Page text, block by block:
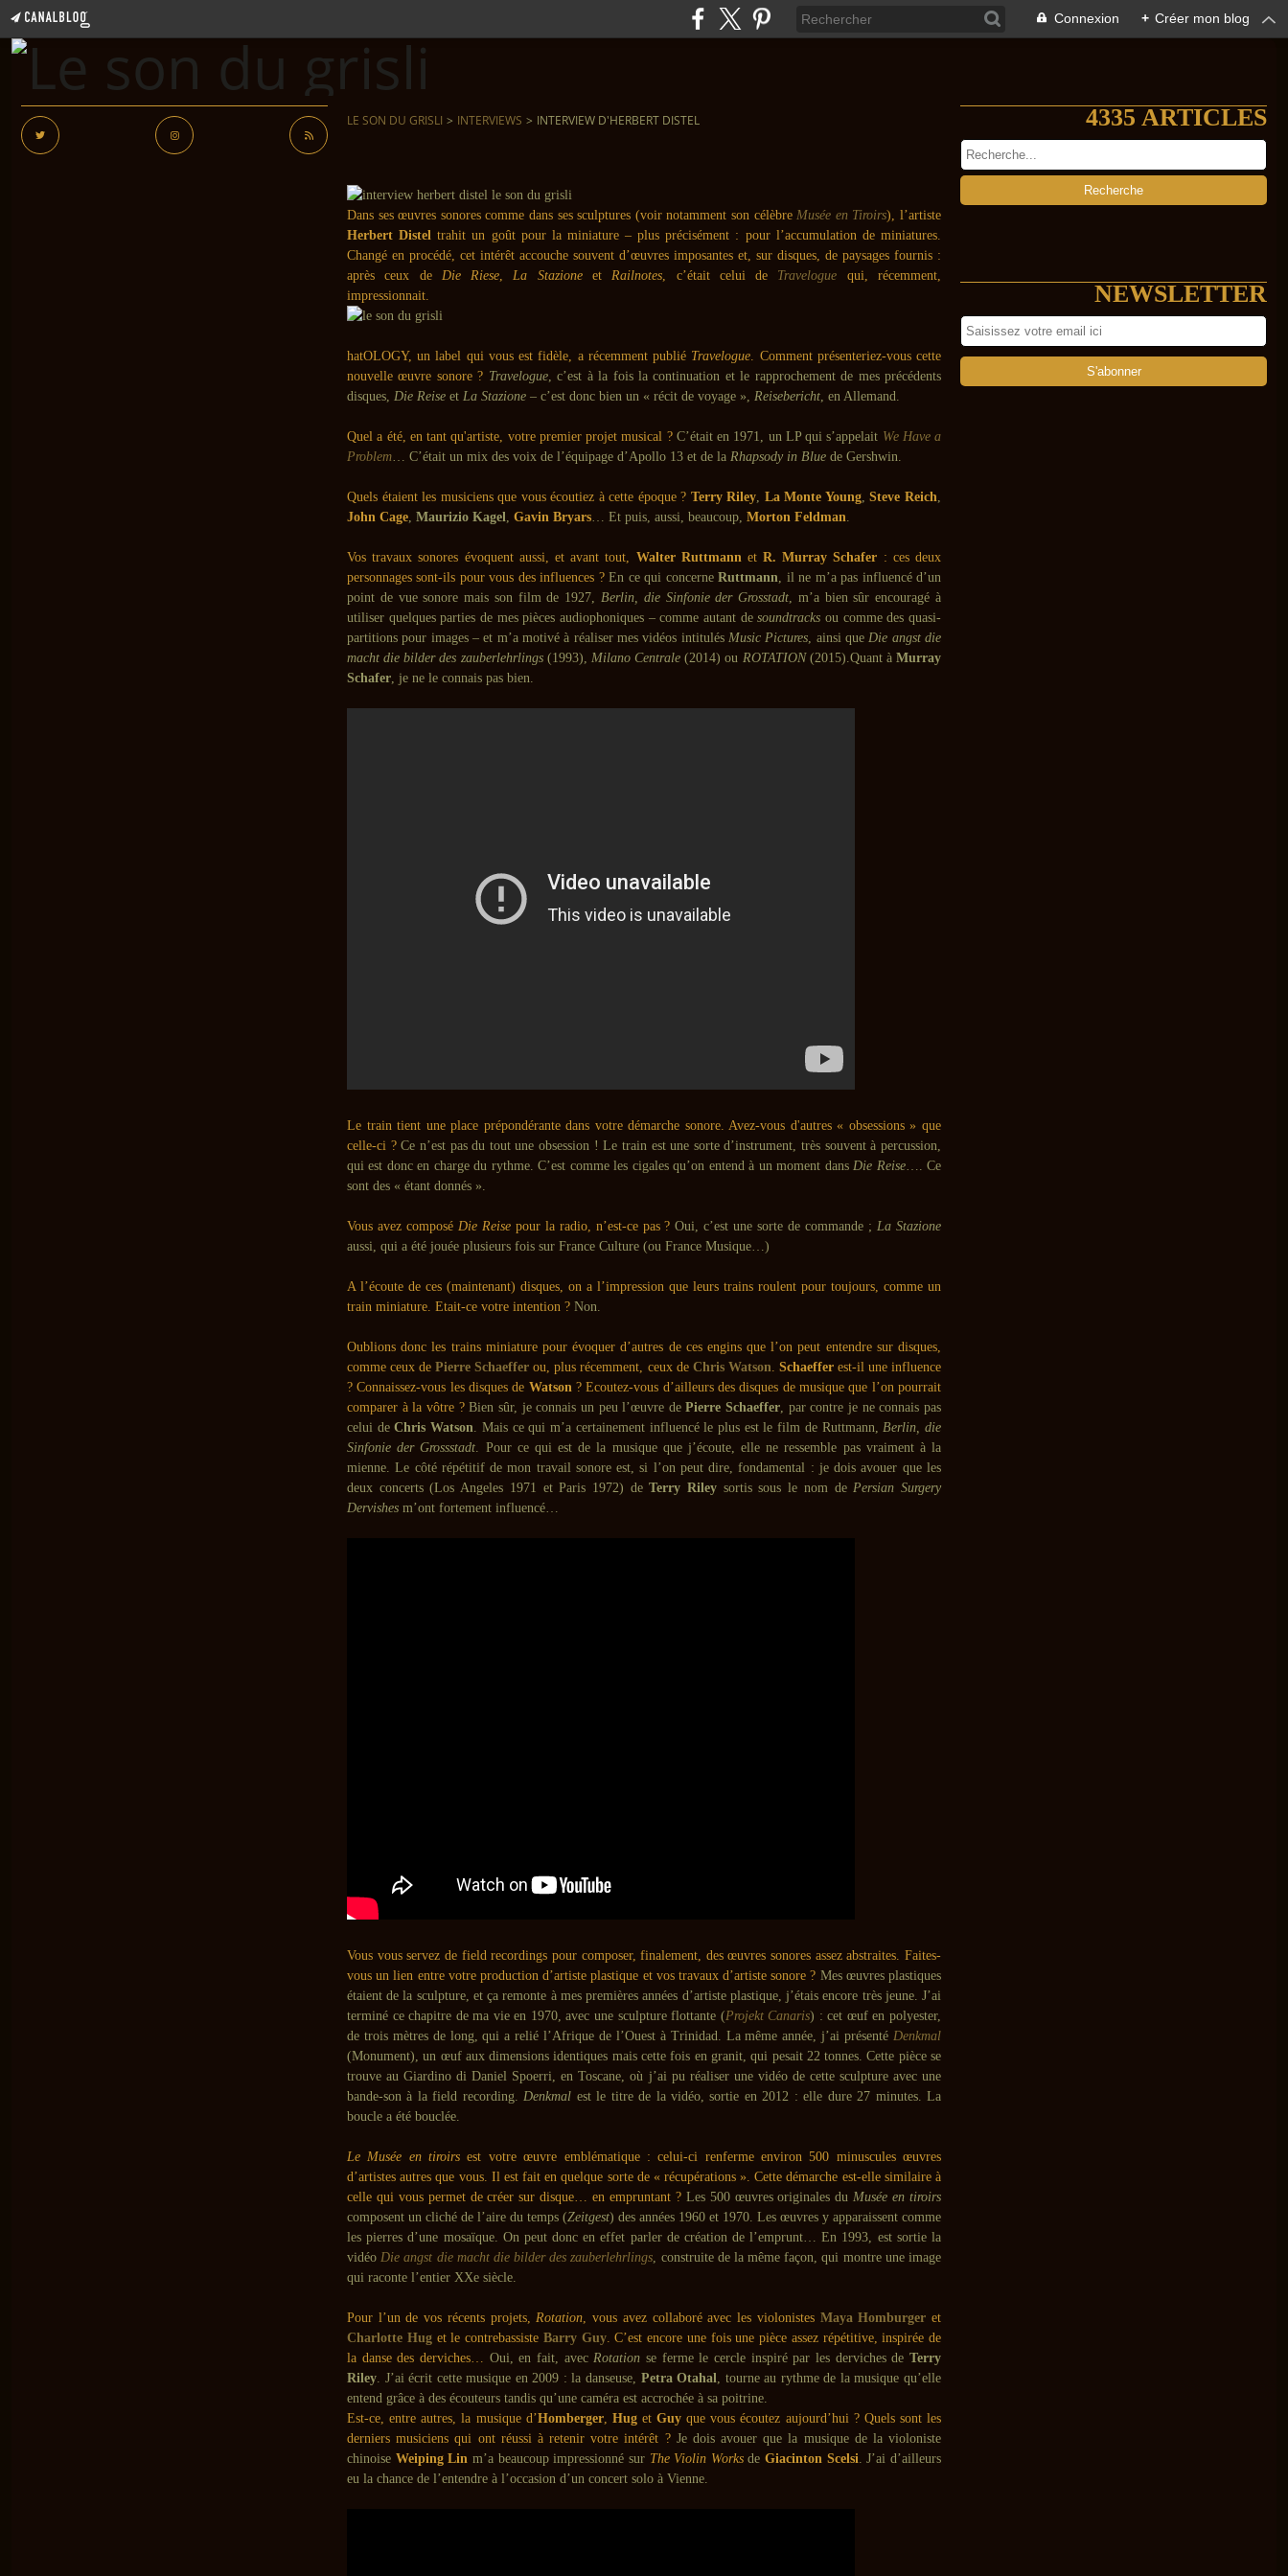
Connexion + Créer mon blog
LE SON DU GRISLI > INTERVIEWS > INTERVIEW D'HERBERT DISTEL
Dans ses œuvres sonores comme dans ses sculptures (voir notamment son célèbreMusée en Tiroirs), l’artiste
Herbert Distel trahit un goût pour la miniature – plus précisément : pour l’accumulation de miniatures.
Changé en procédé, cet intérêt accouche souvent d’œuvres imposantes et, sur disques, de paysages fournis :
après ceux de Die Riese,La StazioneetRailnotes, c’était celui de Travelogue
qui, récemment,
impressionnait.
hatOLOGY, un label qui vous est fidèle, a récemment publié Travelogue. Comment présenteriez-vous cette
nouvelle œuvre sonore ? Travelogue, c’est à la fois la continuation et le rapprochement de mes précédents
disques, Die Reise et La Stazione – c’est donc bien un « récit de voyage », Reisebericht, en Allemand.
Quel a été, en tant qu'artiste, votre premier projet musical ?C’était en 1971, un LP qui s’appelait We Have a
Problem… C’était un mix des voix de l’équipage d’Apollo 13 et de la Rhapsody in Blue de Gershwin.
Quels étaient les musiciens que vous écoutiez à cette époque ? Terry Riley, La Monte Young,Steve Reich,
John Cage, Maurizio Kagel, Gavin Bryars… Et puis, aussi, beaucoup, Morton Feldman.
Vos travaux sonores évoquent aussi, et avant tout, Walter RuttmannetR. Murray Schafer : ces deux
personnages sont-ils pour vous des influences ?En ce qui concerneRuttmann, il ne m’a pas influencé d’un
point de vue sonore mais son film de 1927, Berlin, die Sinfonie der Grosstadt, m’a bien sûr encouragé à
utiliser quelques parties de mes pièces audiophoniques – comme autant desoundtracks ou comme des quasi-
partitions pour images – et m’a motivé à réaliser mes vidéos intitulés Music Pictures, ainsi queDie angst die
macht die bilder des zauberlehrlings(1993), Milano Centrale (2014) ou ROTATION(2015).Quant àMurray
Schafer, je ne le connais pas bien.
Le train tient une place prépondérante dans votre démarche sonore. Avez-vous d'autres « obsessions » que
celle-ci ?Ce n’est pas du tout une obsession ! Le train est une sorte d’instrument, très souvent à percussion,
qui est donc en charge du rythme. C’est comme les cigales qu’on entend à un moment dansDie Reise…. Ce
sont des « étant donnés ».
Vous avez composéDie Reisepour la radio, n’est-ce pas ? Oui, c’est une sorte de commande ;La Stazione
aussi, qui a été jouée plusieurs fois sur France Culture (ou France Musique…)
A l’écoute de ces (maintenant) disques, on a l’impression que leurs trains roulent pour toujours, comme un
train miniature. Etait-ce votre intention ? Non.
Oublions donc les trains miniature pour évoquer d’autres de ces engins que l’on peut entendre sur disques,
comme ceux dePierre Schaeffer ou, plus récemment, ceux de Chris Watson. Schaefferest-il une influence
? Connaissez-vous les disques de Watson? Ecoutez-vous d’ailleurs des disques de musique que l’on pourrait
comparer à la vôtre ?Bien sûr, je connais un peu l’œuvre dePierre Schaeffer, par contre je ne connais pas
celui deChris Watson. Mais ce qui m’a certainement influencé le plus est le film de Ruttmann,Berlin, die
Sinfonie der Grossstadt. Pour ce qui est de la musique que j’écoute, elle ne ressemble pas vraiment à la
mienne. Le côté répétitif de mon travail sonore est, si l’on peut dire, fondamental : je dois avouer que les
deux concerts (Los Angeles 1971 et Paris 1972) deTerry Riley sortis sous le nom dePersian Surgery
Dervishes m’ont fortement influencé…
Vous vous servez de field recordings pour composer, finalement, des œuvres sonores assez abstraites. Faites-
vous un lien entre votre production d’artiste plastique et vos travaux d’artiste sonore ? Mes œuvres plastiques
étaient de la sculpture, et ça remonte à mes premières années d’artiste plastique, j’étais encore très jeune. J’ai
terminé ce chapitre de ma vie en 1970, avec une sculpture flottante (Projekt Canaris) : cet œuf en polyester,
de trois mètres de long, qui a relié l’Afrique de l’Ouest à Trinidad. La même année, j’ai présenté Denkmal
(Monument), un œuf aux dimensions identiques mais cette fois en granit, qui pesait 22 tonnes. Cette pièce se
trouve au Giardino di Daniel Spoerri, en Toscane, où j’ai pu réaliser une vidéo de cette sculpture avec une
bande-son à la field recording.Denkmal est le titre de la vidéo, sortie en 2012 : elle dure 27 minutes. La
boucle a été bouclée.
Le Musée en tiroirs est votre œuvre emblématique : celui-ci renferme environ 500 minuscules œuvres
d’artistes autres que vous. Il est fait en quelque sorte de « récupérations ». Cette démarche est-elle similaire à
celle qui vous permet de créer sur disque… en empruntant ? Les 500 œuvres originales duMusée en tiroirs
composent un cliché de l’aire du temps (Zeitgest) des années 1960 et 1970. Les œuvres y apparaissent comme
les pierres d’une mosaïque. On peut donc en effet parler de création de l’emprunt… En 1993, est sortie la
vidéoDie angst die macht die bilder des zauberlehrlings, construite de la même façon, qui montre une image
qui raconte l’entier XXe siècle.
Pour l’un de vos récents projets,Rotation, vous avez collaboré avec les violonistes Maya Homburger et
Charlotte Huget le contrebassiste Barry Guy. C’est encore une fois une pièce assez répétitive, inspirée de
la danse des derviches… Oui, en fait, avecRotation se ferme le cercle inspiré par les derviches deTerry
Riley. J’ai écrit cette musique en 2009 : la danseuse, Petra Otahal, tourne au rythme de la musique qu’elle
entend grâce à des écouteurs tandis qu’une caméra est accrochée à sa poitrine.
Est-ce, entre autres, la musique d’Homberger, Huget Guy que vous écoutez aujourd’hui ? Quels sont les
derniers musiciens qui ont réussi à retenir votre intérêt ?Je dois avouer que la musique de la violoniste
chinoise Weiping Lin m’a beaucoup impressionné sur The Violin WorksdeGiacinton Scelsi. J’ai d’ailleurs
eu la chance de l’entendre à l’occasion d’un concert solo à Vienne.
4335 ARTICLES
NEWSLETTER